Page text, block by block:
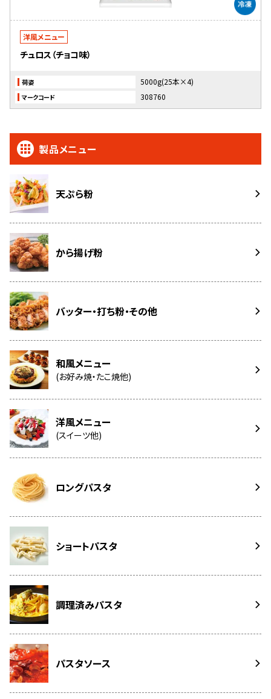
洋風メニュー
チュロス（チョコ味）
荷姿 5000g(25本×4)
マークコード 308760
製品メニュー
天ぷら粉
から揚げ粉
バッター・打ち粉・その他
和風メニュー
(お好み焼・たこ焼他)
洋風メニュー
(スイーツ他)
ロングパスタ
ショートパスタ
調理済みパスタ
パスタソース